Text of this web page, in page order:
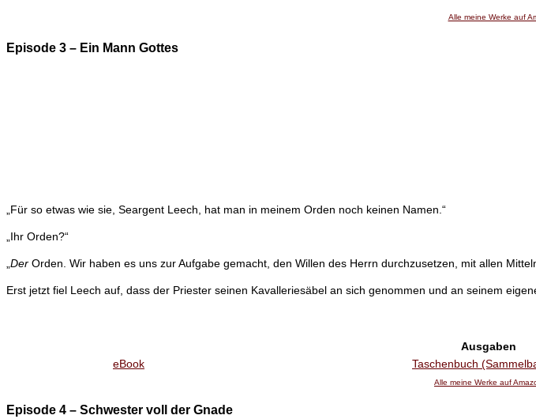
Alle meine Werke auf
Episode 3 – Ein Mann Gottes
„Für so etwas wie sie, Seargent Leech, hat man in meinem Orden noch keinen Namen.“
„Ihr Orden?“
„Der Orden. Wir haben es uns zur Aufgabe gemacht, den Willen des Herrn durchzusetzen, mit allen
Erst jetzt fiel Leech auf, dass der Priester seinen Kavalleriesäbel an sich genommen und an seinem
Ausgaben
eBook
Taschenbuch
Alle meine Werke auf
Episode 4 – Schwester voll der Gnade